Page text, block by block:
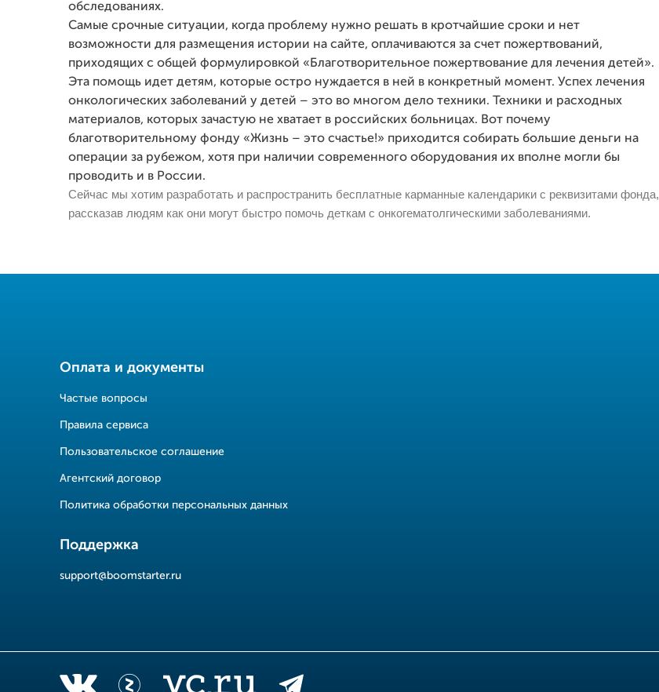
обследованиях.
Самые срочные ситуации, когда проблему нужно решать в кротчайшие сроки и нет
возможности для размещения истории на сайте, оплачиваются за счет пожертвований,
приходящих с общей формулировкой «Благотворительное пожертвование для лечения детей».
Эта помощь идет детям, которые остро нуждается в ней в конкретный момент. Успех лечения
онкологических заболеваний у детей – это во многом дело техники. Техники и расходных
материалов, которых зачастую не хватает в российских больницах. Вот почему
благотворительному фонду «Жизнь – это счастье!» приходится собирать большие деньги на
операции за рубежом, хотя при наличии современного оборудования их вполне могли бы
проводить и в России.
Сейчас мы хотим разработать и распространить бесплатные карманные календарики с реквизитами фонда,
рассказав людям как они могут быстро помочь деткам с онкогематолгическими заболеваниями.
Оплата и документы
Частые вопросы
Правила сервиса
Пользовательское соглашение
Агентский договор
Политика обработки персональных данных
Поддержка
support@boomstarter.ru